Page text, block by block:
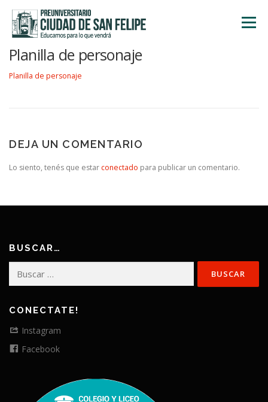
contenido
Menú
Planilla de personaje
Planilla de personaje
DEJA UN COMENTARIO
Lo siento, tenés que estar conectado para publicar un comentario.
BUSCAR…
CONECTATE!
Instagram
Facebook